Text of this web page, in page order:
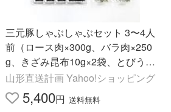
三元豚しゃぶしゃぶセット 3〜4人
前（ロース肉×300g、バラ肉×250
g、きざみ昆布10g×2袋、とびうお
のだし50ml×4袋）/平田牧場/送料
無料/父の日 お中元
山形直送計画 Yahoo!ショッピング
5,400円 送料無料